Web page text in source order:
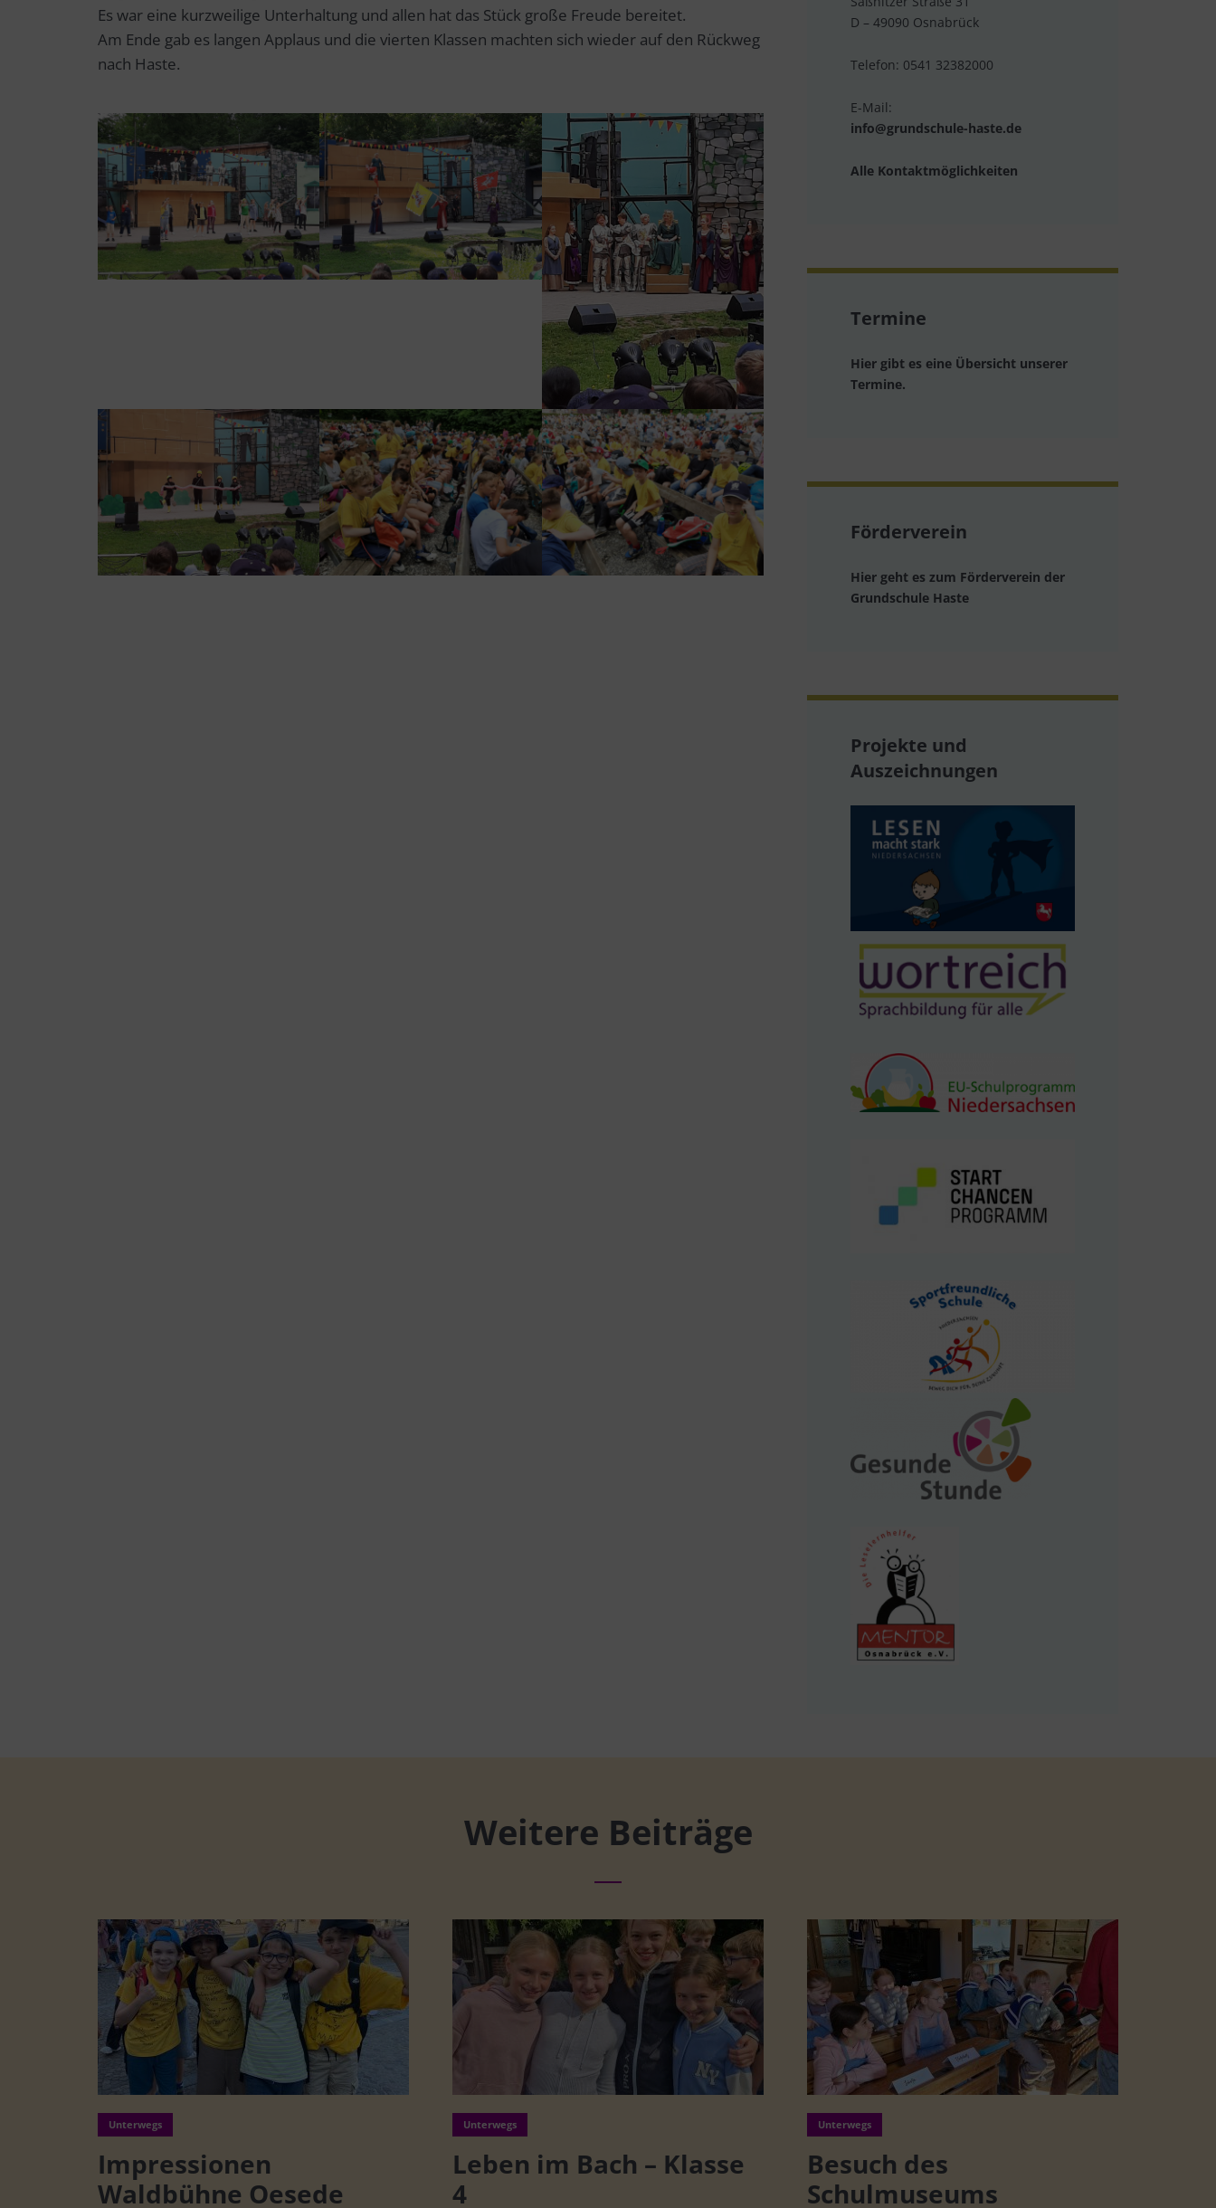
Es war eine kurzweilige Unterhaltung und allen hat das Stück große Freude bereitet.
Am Ende gab es langen Applaus und die vierten Klassen machten sich wieder auf den Rückweg
nach Haste.
D – 49090 Osnabrück
Telefon: 0541 32382000
E-Mail:
info@grundschule-haste.de
Alle Kontaktmöglichkeiten
Termine
Hier gibt es eine Übersicht unserer
Termine.
Förderverein
Hier geht es zum Förderverein der
Grundschule Haste
Projekte und
Auszeichnungen
Weitere Beiträge
Unterwegs
Impressionen
Waldbühne Oesede
Unterwegs
Leben im Bach – Klasse
4
Unterwegs
Besuch des
Schulmuseums